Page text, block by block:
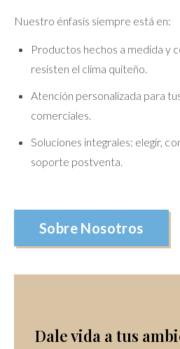
Dale vida a tus
Nuestro énfasis siempre está en:
Productos hechos a medida y
resisten el clima quiteño.
Atención personalizada para
comerciales.
Soluciones integrales: elegir,
soporte postventa.
Sobre Nosotros